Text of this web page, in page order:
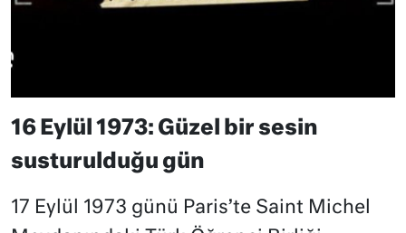
16 Eylül 1973: Güzel bir sesin
susturulduğu gün
17 Eylül 1973 günü Paris’te Saint Michel